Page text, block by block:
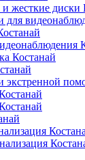
жесткие диски
для
Костанай
экстренной